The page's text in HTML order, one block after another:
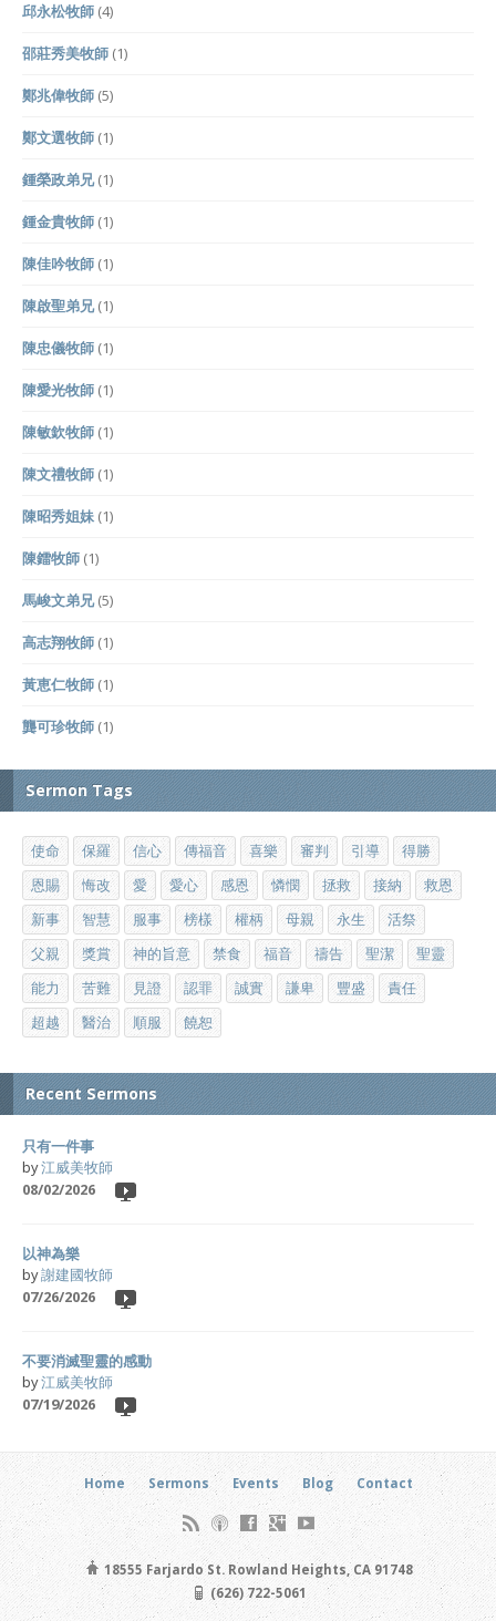
邱永松牧師 (4)
邵莊秀美牧師 (1)
鄭兆偉牧師 (5)
鄭文選牧師 (1)
鍾榮政弟兄(1)
鍾金貴牧師 (1)
陳佳吟牧師 (1)
陳啟聖弟兄(1)
陳忠儀牧師 (1)
陳愛光牧師 (1)
陳敏欽牧師 (1)
陳文禮牧師 (1)
陳昭秀姐妹 (1)
陳鐳牧師 (1)
馬峻文弟兄(5)
高志翔牧師 (1)
黃恵仁牧師 (1)
龔可珍牧師 (1)
Sermon Tags
使命 保羅 信心 傳福音 喜樂 審判 引導
得勝
恩賜
悔改 愛 愛心 感恩 憐憫 拯救 接納
救恩
新事
智慧 服事 榜樣 權柄 母親 永生
活祭
父親
獎賞 神的旨意 禁食 福音 禱告 聖潔
聖靈
能力
苦難 見證 認罪 誠實 謙卑 豐盛
責任
超越
醫治 順服 饒恕
Recent Sermons
只有一件事
by江威美牧師
08/02/2026
以神為樂
by謝建國牧師
07/26/2026
不要消滅聖靈的感動
by江威美牧師
07/19/2026
Home Sermons Events Blog Contact
18555 Farjardo St. Rowland Heights, CA 91748
(626) 722-5061